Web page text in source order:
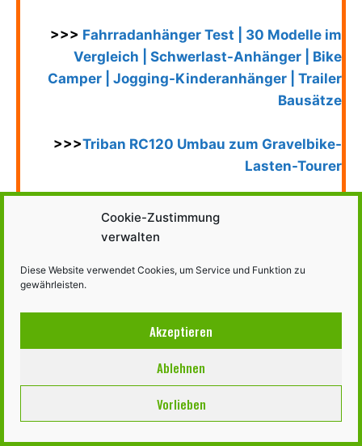
Cookie-Zustimmung
verwalten
Diese Website verwendet Cookies, um Service und Funktion zu
gewährleisten.
Akzeptieren
Ablehnen
Vorlieben
>>> Fahrradanhänger Test | 30 Modelle im
Vergleich | Schwerlast-Anhänger | Bike
Camper | Jogging-Kinderanhänger | Trailer
Bausätze
>>>Triban RC120 Umbau zum Gravelbike-
Lasten-Tourer
Decathlon Elops R500E Lastenrad Anbau